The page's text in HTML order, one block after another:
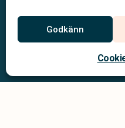
Godkänn